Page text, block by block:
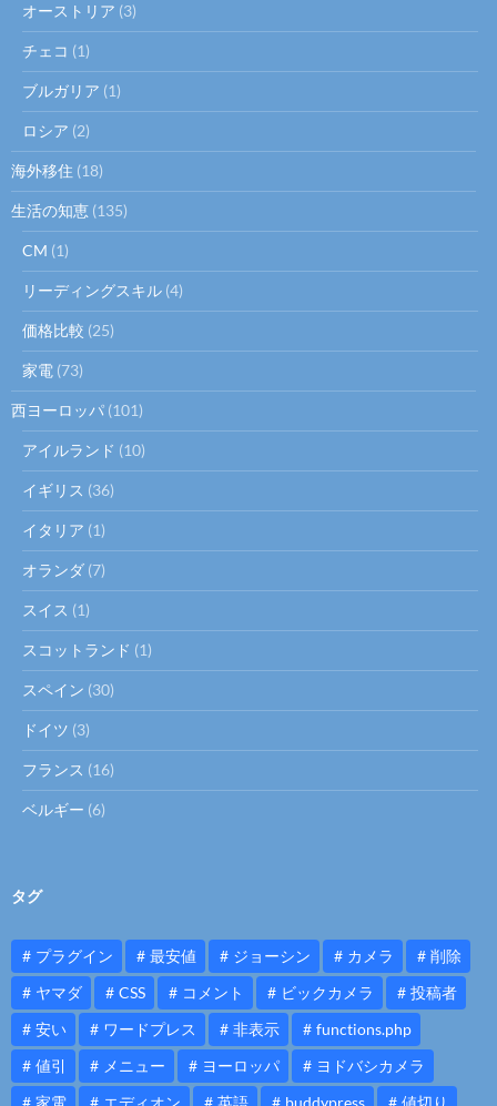
オーストリア (3)
チェコ (1)
ブルガリア (1)
ロシア (2)
海外移住 (18)
生活の知恵 (135)
CM (1)
リーディングスキル (4)
価格比較 (25)
家電 (73)
西ヨーロッパ (101)
アイルランド (10)
イギリス (36)
イタリア (1)
オランダ (7)
スイス (1)
スコットランド (1)
スペイン (30)
ドイツ (3)
フランス (16)
ベルギー (6)
タグ
プラグイン 最安値 ジョーシン カメラ
削除
ヤマダ
CSS コメント ビックカメラ
投稿者
安い
ワードプレス 非表示
functions.php
値引
メニュー ヨーロッパ
ヨドバシカメラ
家電
エディオン 英語 buddypress 値切り